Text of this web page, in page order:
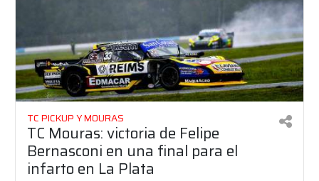
TC PICKUP Y MOURAS
TC Mouras: victoria de Felipe
Bernasconi en una final para el
infarto en La Plata